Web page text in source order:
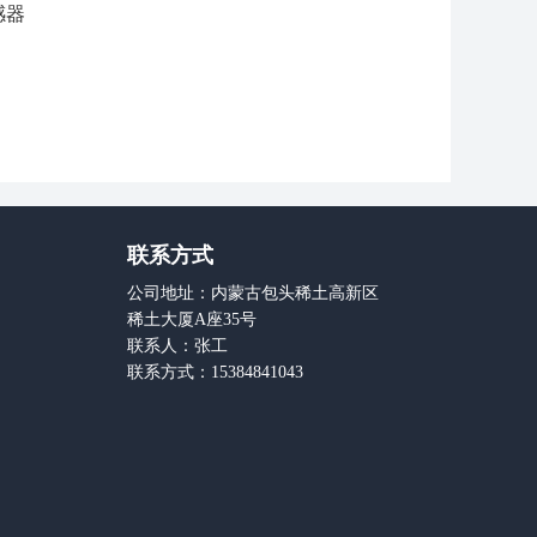
器
联系方式
公司地址：内蒙古包头稀土高新区
稀土大厦A座35号
联系人：张工
联系方式：15384841043